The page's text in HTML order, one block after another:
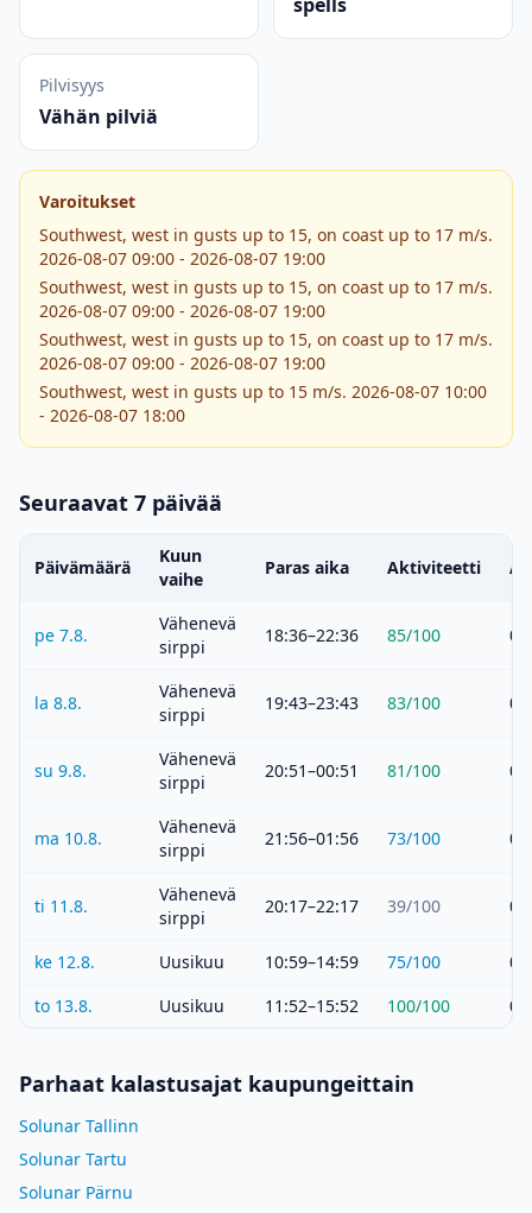
Pilvisyys
Vähän pilviä
Varoitukset
Southwest, west in gusts up to 15, on coast up to 17 m/s.
2026-08-07 09:00 - 2026-08-07 19:00
Southwest, west in gusts up to 15, on coast up to 17 m/s.
2026-08-07 09:00 - 2026-08-07 19:00
Southwest, west in gusts up to 15, on coast up to 17 m/s.
2026-08-07 09:00 - 2026-08-07 19:00
Southwest, west in gusts up to 15 m/s. 2026-08-07 10:00
- 2026-08-07 18:00
Seuraavat 7 päivää
Päivämäärä
Kuun
vaihe
Paras aika Aktiviteetti
pe 7.8.
Vähenevä
sirppi
18:36–22:36 85/100
la 8.8.
Vähenevä
sirppi
19:43–23:43 83/100
su 9.8.
Vähenevä
sirppi
20:51–00:51 81/100
ma 10.8.
Vähenevä
sirppi
21:56–01:56 73/100
ti 11.8.
Vähenevä
sirppi
20:17–22:17 39/100
ke 12.8. Uusikuu 10:59–14:59 75/100
to 13.8.
Uusikuu 11:52–15:52 100/100
Parhaat kalastusajat kaupungeittain
Solunar Tallinn
Solunar Tartu
Solunar Pärnu